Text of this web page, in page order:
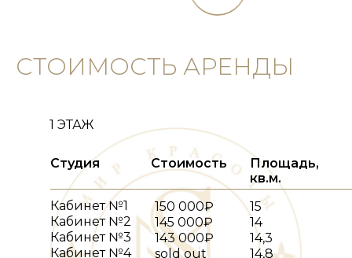
СТОИМОСТЬ АРЕНДЫ
150 000₽
145 000₽
143 000₽
sold out
15
14
14,3
14,8
Площадь,
кв.м.
Стоимость
Студия
Кабинет №1
Кабинет №2
Кабинет №3
Кабинет №4
1 ЭТАЖ